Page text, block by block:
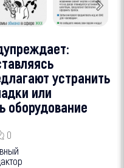
устранить
или
оборудование
0